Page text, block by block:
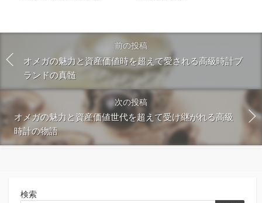
前の投稿
オメガの魅力と資産価値時を超えて愛される高級時計ブ
ランドの真髄
次の投稿
オメガの魅力と資産価値世代を超えて受け継がれる高級
時計の物語
検索